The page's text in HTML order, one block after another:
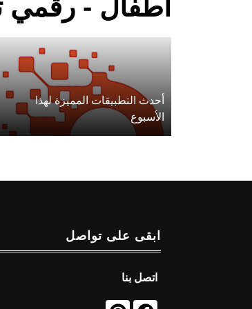
أطفال - رقمي
أحدث التطبيقات المميزة لهذا
الأسبوع
ابقى على تواصل
اتصل بنا